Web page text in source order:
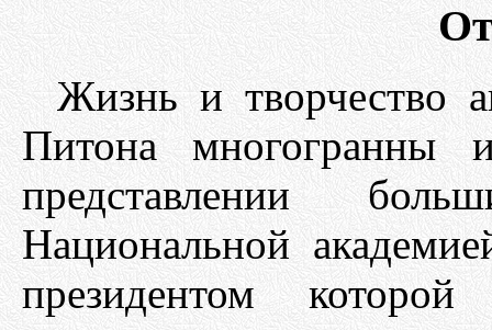
Жизнь и творчество
Питона
представлении
Национальной
президентом